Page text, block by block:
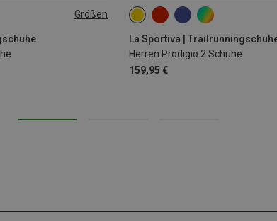
Größen
La Sportiva |
Herren Prodigio 2 Schuhe
159,95 €